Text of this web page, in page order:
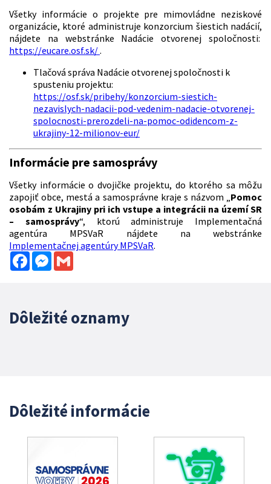
Všetky informácie o projekte pre mimovládne neziskové
organizácie, ktoré administruje konzorcium šiestich nadácií,
nájdete na webstránke Nadácie otvorenej spoločnosti:
https://eucare.osf.sk/.
Tlačová správa Nadácie otvorenej spoločnosti k
spusteniu projektu:
https://osf.sk/pribehy/konzorcium-siestich-
nezavislych-nadacii-pod-vedenim-nadacie-otvorenej-
spolocnosti-prerozdeli-na-pomoc-odidencom-z-
ukrajiny-12-milionov-eur/
Informácie pre samosprávy
Všetky informácie o dvojičke projektu, do ktorého sa môžu
zapojiť obce, mestá a samosprávne kraje s názvom „Pomoc
osobám z Ukrajiny pri ich vstupe a integrácii na území SR
– samosprávy“, ktorú administruje Implementačná
agentúra MPSVaR nájdete na webstránke
Implementačnej agentúry MPSVaR.
FacebookMessenger
Dôležité oznamy
Dôležité informácie